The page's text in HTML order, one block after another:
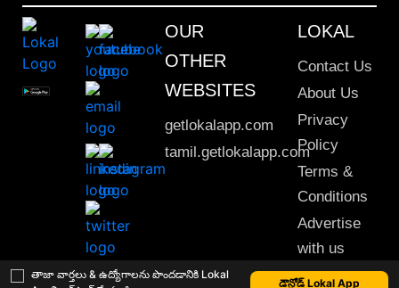
తాజా వార్తలు & ఉద్యోగాలను పొందడానికి Lokal
డౌన్లోడ్ Lokal App
OUR
OTHER
WEBSITES
getlokalapp.com
tamil.getlokalapp.com
LOKAL
Contact Us
About Us
Privacy
Policy
Terms &
Conditions
Advertise
with us
Sitemap